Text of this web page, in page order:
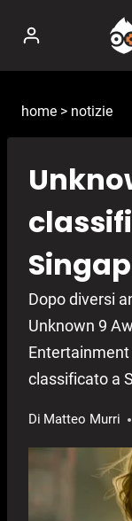
contenuto
home > notizie
Dopo diversi
Unknown 9
classificato a
Di Matteo Murri